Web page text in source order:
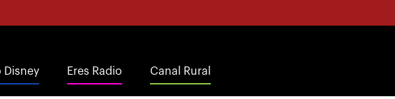
Disney Eres Radio Canal Rural